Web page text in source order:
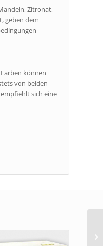
Zitronat,
geben dem
können
von beiden
sich eine